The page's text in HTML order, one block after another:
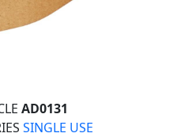
AD0131
SINGLE USE